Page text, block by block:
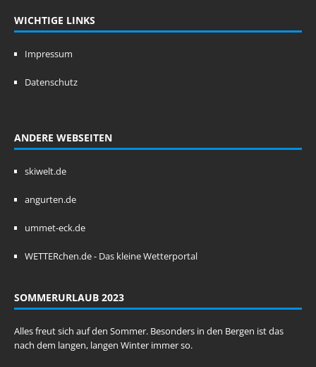
WICHTIGE LINKS
Impressum
Datenschutz
ANDERE WEBSEITEN
skiwelt.de
angurten.de
ummet-eck.de
WETTERchen.de - Das kleine Wetterportal
SOMMERURLAUB 2023
Alles freut sich auf den Sommer. Besonders in den Bergen ist das
nach dem langen, langen Winter immer so.